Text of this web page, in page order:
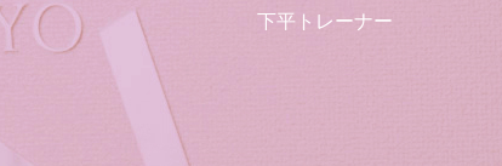
下平トレーナー